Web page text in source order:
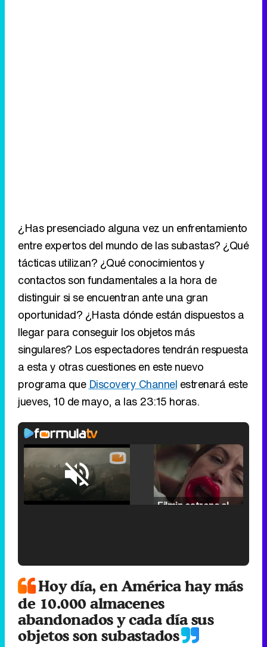
¿Has presenciado alguna vez un enfrentamiento
entre expertos del mundo de las subastas? ¿Qué
tácticas utilizan? ¿Qué conocimientos y
contactos son fundamentales a la hora de
distinguir si se encuentran ante una gran
oportunidad? ¿Hasta dónde están dispuestos a
llegar para conseguir los objetos más
singulares? Los espectadores tendrán respuesta
a esta y otras cuestiones en este nuevo
programa que Discovery Channel estrenará este
jueves, 10 de mayo, a las 23:15 horas.
/
Loaded
:
25.30%
Hoy día, en América hay más
de 10.000 almacenes
abandonados y cada día sus
objetos son subastados